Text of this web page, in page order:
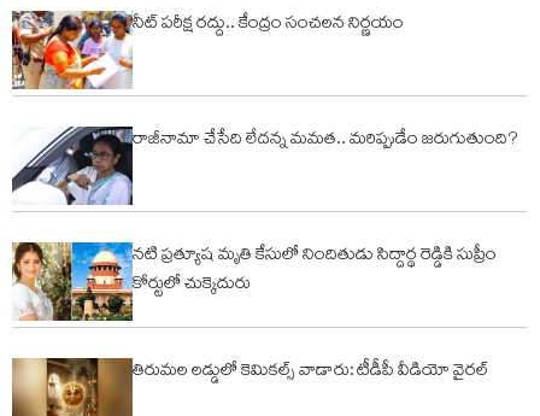
నీట్ పరీక్ష రద్దు.. కేంద్రం సంచలన నిర్ణయం
రాజీనామా చేసేది లేదన్న మమత.. మరిప్పుడేం జరుగుతుంది?
నటి ప్రత్యూష మృతి కేసులో నిందితుడు సిద్దార్థ రెడ్డికి సుప్రీం
కోర్టులో చుక్కెదురు
తిరుమల లడ్డులో కెమికల్స్ వాడారు: టీడీపీ వీడియో వైరల్